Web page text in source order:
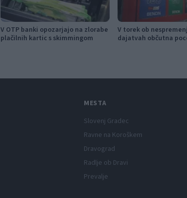
V OTP banki opozarjajo na zlorabe
plačilnih kartic s skimmingom
V torek ob
dajatvah občutna
MESTA
Slovenj Gradec
Ravne na Koroškem
Dravograd
Radlje ob Dravi
Prevalje